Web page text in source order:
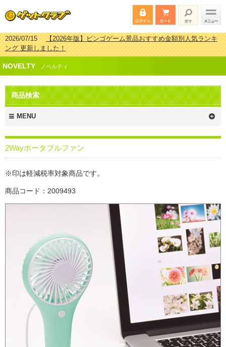
2026/07/15【2026年版】ビンゴゲーム景品おすすめ金額別人気ランキ
ング 更新しました！
2026/04/03【2026年版】ゴルフコンペ景品 3000円未満［2000円～
2999円編］もらってうれしい人気ラ…
2026/02/16【2026年版】結婚式の二次会で貰って嬉しい景品とは？ 更
新しました！
2026/02/03
2999円編］もらってうれしい人気ラ…
NOVELTY ノベルティ
商品検索
MENU
2Wayポータブルファン
※印は軽減税率対象商品です。
商品コード：2009493